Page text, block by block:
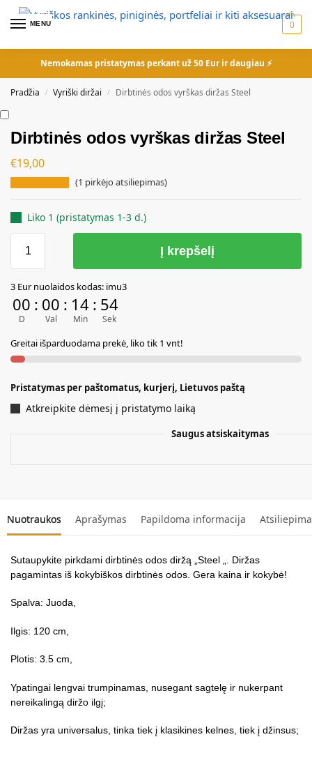
MENU 0
Nemokamas pristatymas perkant už 50 Eur ir daugiau ⚡
Pradžia / Vyriški diržai / Dirbtinės odos vyrškas diržas Steel
Dirbtinės odos vyrškas diržas Steel
€19,00
(1 pirkėjo atsiliepimas)
Liko 1 (pristatymas 1-3 d.)
Į krepšelį
l
t
r
n
t
v
3 Eur nuolaidos kodas: imu3
00
D
: 00
Val
: 14
Min
: 53
Sek
Greitai išparduodama prekė, liko tik 1 vnt!
Pristatymas per paštomatus, kurjerį, Lietuvos paštą
Atkreipkite dėmesį į pristatymo laiką
Saugus atsiskaitymas
Nuotraukos Aprašymas Papildoma informacija
Sutaupykite pirkdami dirbtinės odos diržą „Steel „. Diržas
pagamintas iš kokybiškos dirbtinės odos. Gera kaina ir kokybė!
Spalva: Juoda,
Ilgis: 120 cm,
Plotis: 3.5 cm,
Ypatingai lengvai trumpinamas, nusegant sagtelę ir nukerpant
nereikalingą diržo ilgį;
Diržas yra universalus, tinka tiek į klasikines kelnes, tiek į džinsus;